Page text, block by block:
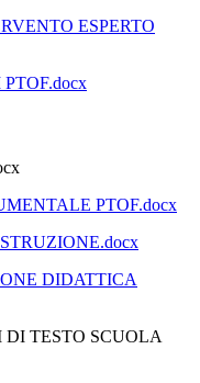
ESPERTO
PTOF.docx
DIDATTICA
TESTO SCUOLA